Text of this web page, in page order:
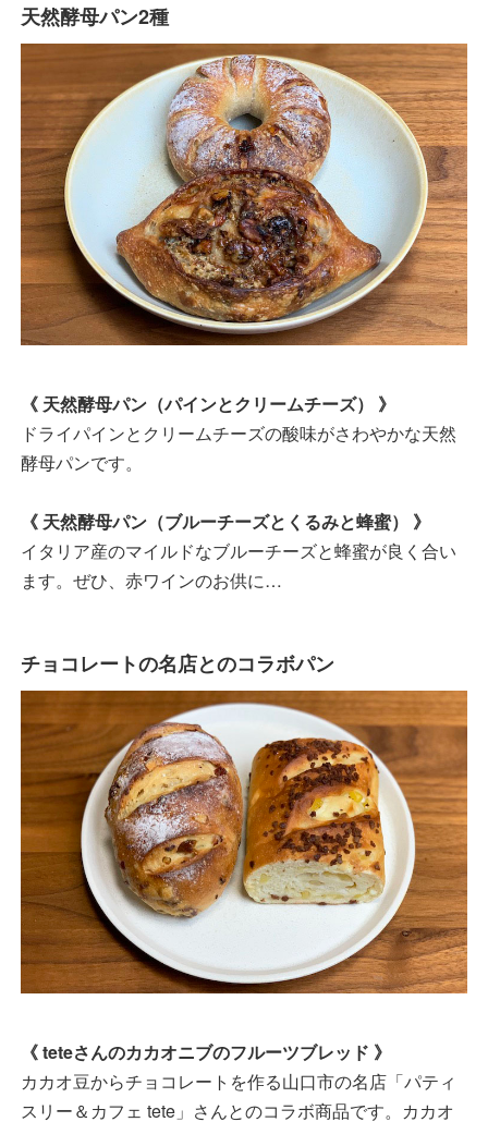
天然酵母パン2種
《 天然酵母パン（パインとクリームチーズ） 》
ドライパインとクリームチーズの酸味がさわやかな天然
酵母パンです。
《 天然酵母パン（ブルーチーズとくるみと蜂蜜） 》
イタリア産のマイルドなブルーチーズと蜂蜜が良く合い
ます。ぜひ、赤ワインのお供に…
チョコレートの名店とのコラボパン
《 teteさんのカカオニブのフルーツブレッド 》
カカオ豆からチョコレートを作る山口市の名店「パティ
スリー＆カフェ tete」さんとのコラボ商品です。カカオ